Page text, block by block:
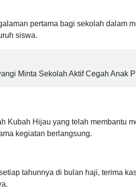
siswa.